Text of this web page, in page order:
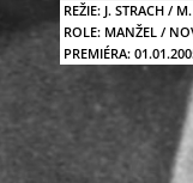
REŽIE: J. STRACH /
ROLE: MANŽEL /
PREMIÉRA: